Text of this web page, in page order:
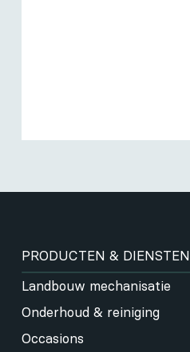
PRODUCTEN & DIENSTEN
Landbouw mechanisatie
Onderhoud & reiniging
Occasions